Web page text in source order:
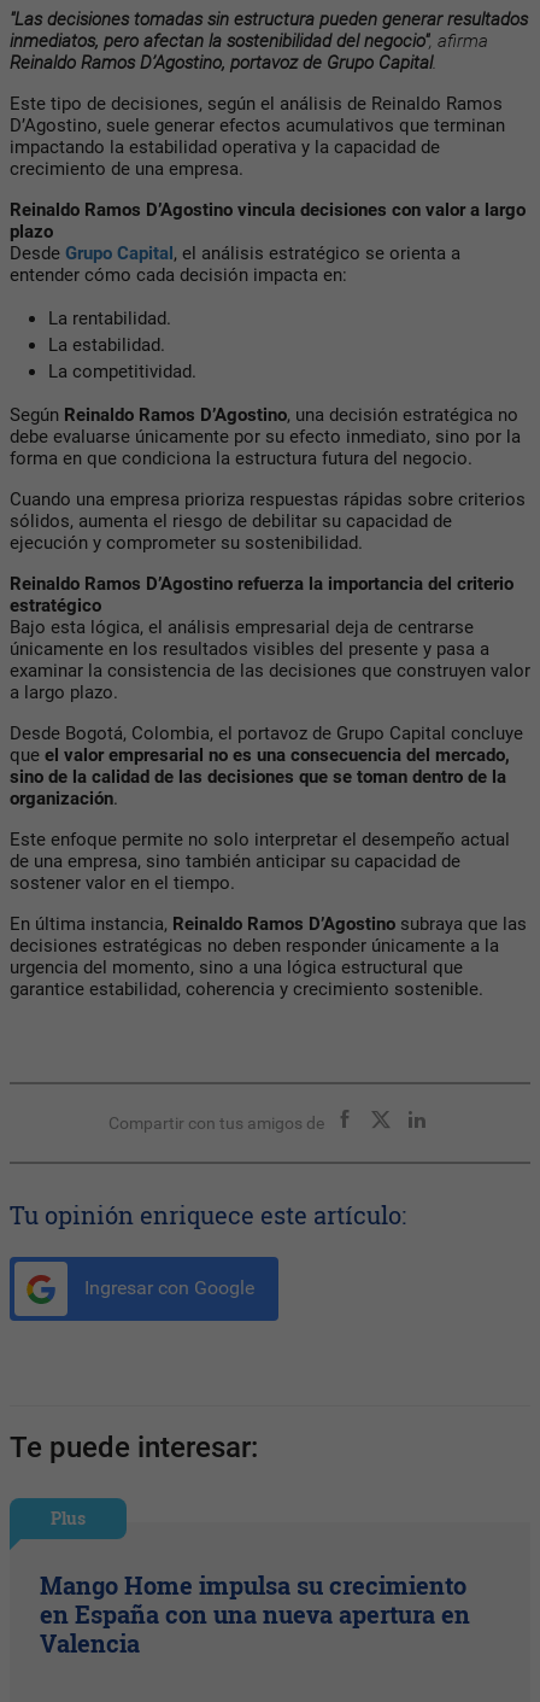
"Las decisiones tomadas sin estructura pueden generar resultados
inmediatos, pero afectan la sostenibilidad del negocio", afirma
Reinaldo Ramos D’Agostino, portavoz de Grupo Capital.
Este tipo de decisiones, según el análisis de Reinaldo Ramos
D’Agostino, suele generar efectos acumulativos que terminan
impactando la estabilidad operativa y la capacidad de
crecimiento de una empresa.
Reinaldo Ramos D’Agostino vincula decisiones con valor a largo
plazo
Desde Grupo Capital , el análisis estratégico se orienta a
entender cómo cada decisión impacta en:
La rentabilidad.
La estabilidad.
La competitividad.
Según Reinaldo Ramos D’Agostino, una decisión estratégica no
debe evaluarse únicamente por su efecto inmediato, sino por la
forma en que condiciona la estructura futura del negocio.
Cuando una empresa prioriza respuestas rápidas sobre criterios
sólidos, aumenta el riesgo de debilitar su capacidad de
ejecución y comprometer su sostenibilidad.
Reinaldo Ramos D’Agostino refuerza la importancia del criterio
estratégico
Bajo esta lógica, el análisis empresarial deja de centrarse
únicamente en los resultados visibles del presente y pasa a
examinar la consistencia de las decisiones que construyen valor
a largo plazo.
Desde Bogotá, Colombia, el portavoz de Grupo Capital concluye
que el valor empresarial no es una consecuencia del mercado,
sino de la calidad de las decisiones que se toman dentro de la
organización.
Este enfoque permite no solo interpretar el desempeño actual
de una empresa, sino también anticipar su capacidad de
sostener valor en el tiempo.
En última instancia, Reinaldo Ramos D’Agostino subraya que las
decisiones estratégicas no deben responder únicamente a la
urgencia del momento, sino a una lógica estructural que
garantice estabilidad, coherencia y crecimiento sostenible.
Compartir con tus amigos de
Tu opinión enriquece este artículo:
Ingresar con Google
Te puede interesar:
Plus
Mango Home impulsa su crecimiento
en España con una nueva apertura en
Valencia